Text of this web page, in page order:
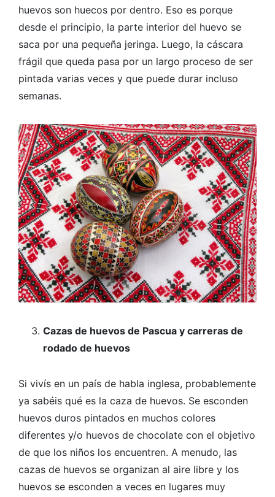
huevos son huecos por dentro. Eso es porque
desde el principio, la parte interior del huevo se
saca por una pequeña jeringa. Luego, la cáscara
frágil que queda pasa por un largo proceso de ser
pintada varias veces y que puede durar incluso
semanas.
Cazas de huevos de Pascua y carreras de
rodado de huevos
Si vivís en un país de habla inglesa, probablemente
ya sabéis qué es la caza de huevos. Se esconden
huevos duros pintados en muchos colores
diferentes y/o huevos de chocolate con el objetivo
de que los niños los encuentren. A menudo, las
cazas de huevos se organizan al aire libre y los
huevos se esconden a veces en lugares muy